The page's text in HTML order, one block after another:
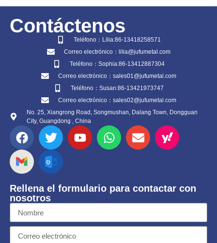
Contáctenos
Teléfono：Lilia:86-13418258571
Correo electrónico：lilia@jufumetal.com
Teléfono：Sophia:86-13412887304
Correo electrónico：sales01@jufumetal.com
Teléfono：Susan:86-13421973747
Correo electrónico：sales02@jufumetal.com
No. 25, Xiangrong Road, Songmushan, Dalang Town, Dongguan
City, Guangdong , China
Rellena el formulario para contactar con
nosotros